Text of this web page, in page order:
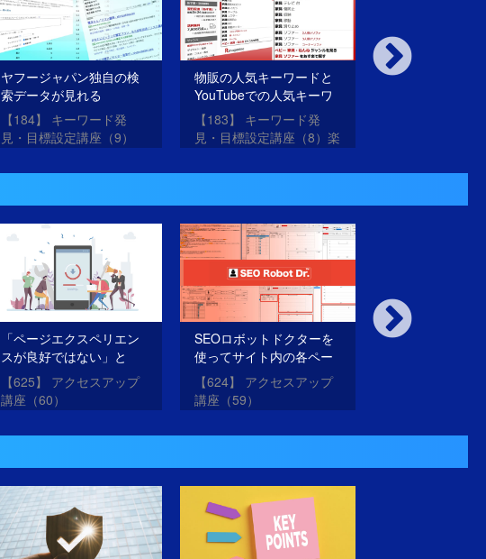
ヤフージャパン独自の検
索データが見れる
「Yahoo!キーワードアド
バイスツール」
【184】 キーワード発
見・目標設定講座（9）
イスツール（1）
物販の人気キーワードと
YouTubeでの人気キーワ
ードも分かるキーワード
サジェストツール
【183】 キーワード発
見・目標設定講座（8）楽
アップストアでの検索キ
Google検索キー
測（2）
「ページエクスペリエン
スが良好ではない」と
「LCP」の意味とは？
【625】 アクセスアップ
講座（60）
SEOロボットドクターを
使ってサイト内の各ペー
ジの品質をチェックする
方法
【624】 アクセスアップ
講座（59）
ノイズを減らし